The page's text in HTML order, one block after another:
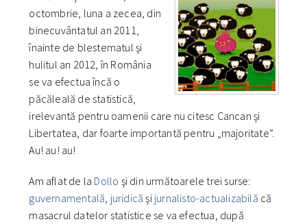
octombrie, luna a zecea, din
binecuvântatul an 2011,
înainte de blestematul şi
hulitul an 2012, în România
se va efectua încă o
păcăleală de statistică,
irelevantă pentru oamenii care nu citesc Cancan şi
Libertatea, dar foarte importantă pentru „majoritate”.
Au! au! au!
Am aflat de la Dollo şi din următoarele trei surse:
guvernamentală juridică şi jurnalisto-actualizabilă că
masacrul datelor statistice se va efectua, după